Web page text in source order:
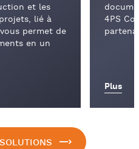
et les
lié à
permet de
en un
4PS
Plus